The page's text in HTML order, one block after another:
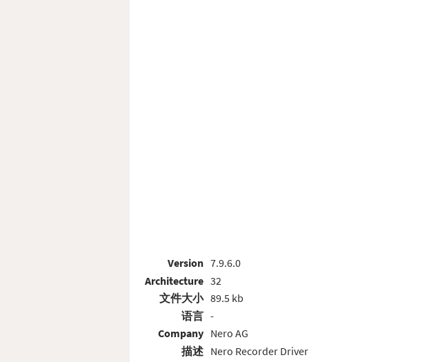
Version
Architecture
文件大小
语言
Company
描述
7.9.6.0
32
89.5 kb
-
Nero AG
Nero Recorder Driver